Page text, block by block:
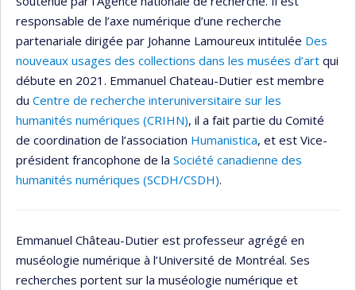
responsable de l’axe numérique d’une recherche
partenariale dirigée par Johanne Lamoureux intitulée Des
nouveaux usages des collections dans les musées d’art qui
débute en 2021. Emmanuel Chateau-Dutier est membre
du Centre de recherche interuniversitaire sur les
humanités numériques (CRIHN), il a fait partie du Comité
de coordination de l’association Humanistica, et est Vice-
président francophone de la Société canadienne des
humanités numériques (SCDH/CSDH).
Emmanuel Château-Dutier est professeur agrégé en
muséologie numérique à l’Université de Montréal. Ses
recherches portent sur la muséologie numérique et